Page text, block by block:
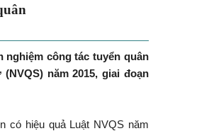
giao quân
nghiệm công tác tuyển quân
năm 2015, giai đoạn
có hiệu quả Luật NVQS năm